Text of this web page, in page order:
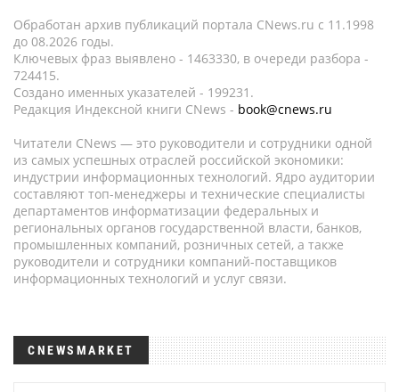
Обработан архив публикаций портала CNews.ru c 11.1998
до 08.2026 годы.
Ключевых фраз выявлено - 1463330, в очереди разбора -
724415.
Создано именных указателей - 199231.
Редакция Индексной книги CNews - book@cnews.ru
Читатели CNews — это руководители и сотрудники одной
из самых успешных отраслей российской экономики:
индустрии информационных технологий. Ядро аудитории
составляют топ-менеджеры и технические специалисты
департаментов информатизации федеральных и
региональных органов государственной власти, банков,
промышленных компаний, розничных сетей, а также
руководители и сотрудники компаний-поставщиков
информационных технологий и услуг связи.
CNEWSMARKET